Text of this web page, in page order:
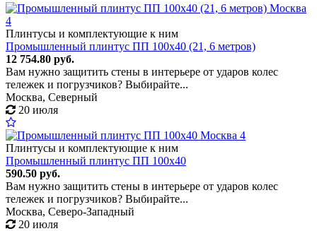
4
Плинтусы и комплектующие к ним
Промышленный плинтус ПП 100x40 (21, 6 метров)
12 754.80 руб.
Вам нужно защитить стены в интерьере от ударов колес
тележек и погрузчиков? Выбирайте...
Москва, Северный
20 июля
4
Плинтусы и комплектующие к ним
Промышленный плинтус ПП 100x40
590.50 руб.
Вам нужно защитить стены в интерьере от ударов колес
тележек и погрузчиков? Выбирайте...
Москва, Северо-Западный
20 июля